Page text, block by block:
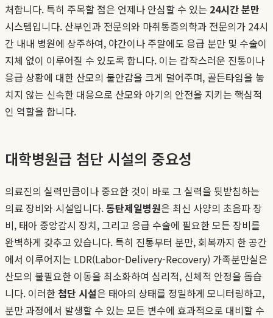
처합니다. 특히 주목할 점은 언제나 안심할 수 있는 24시간 분만
시스템입니다. 산부인과 전문의와 마취통증의학과 전문의가 24시
간 내내 병원에 상주하여, 야간이나 주말에도 응급 분만 및 수술이
지체 없이 이루어질 수 있도록 합니다. 이는 갑작스러운 진통이나
응급 상황에 대한 산모의 불안감을 크게 덜어주며, 골든타임을 놓
치지 않는 신속한 대응으로 산모와 아기의 안전을 지키는 핵심적
인 역할을 합니다.
대학병원급 첨단 시설의 중요성
의료진의 실력만큼이나 중요한 것이 바로 그 실력을 뒷받침하는
의료 장비와 시설입니다.동탄제일병원은 최신 사양의 초음파 장
비, 태아 중앙감시 장치, 그리고 응급 수술에 필요한 모든 장비를
완벽하게 갖추고 있습니다. 특히 진통부터 분만, 회복까지 한 공간
에서 이루어지는 LDR(Labor-Delivery-Recovery) 가족분만실은
산모의 불필요한 이동을 최소화하여 심리적, 신체적 안정을 돕습
니다. 이러한첨단 시설은 태아의 상태를 정밀하게 모니터링하고,
분만 과정에서 발생할 수 있는 모든 변수에 효과적으로 대비할 수